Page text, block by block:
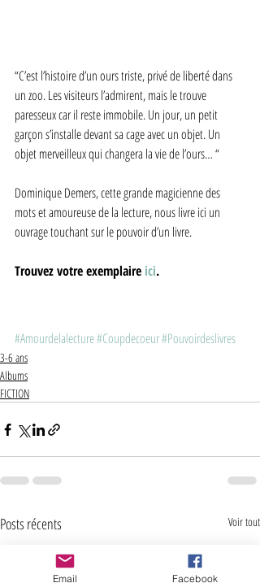
“C’est l’histoire d’un ours triste, privé de liberté dans
un zoo. Les visiteurs l’admirent, mais le trouve
paresseux car il reste immobile. Un jour, un petit
garçon s’installe devant sa cage avec un objet. Un
objet merveilleux qui changera la vie de l’ours… “
Dominique Demers, cette grande magicienne des
mots et amoureuse de la lecture, nous livre ici un
ouvrage touchant sur le pouvoir d’un livre.
Trouvez votre exemplaire ici.
#Amourdelalecture#Coupdecoeur#Pouvoirdeslivres
3-6 ans
Albums
FICTION
Posts récents Voir tout
Email Facebook